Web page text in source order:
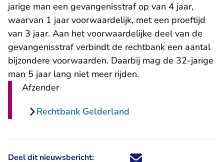
jarige man een gevangenisstraf op van 4 jaar,
waarvan 1 jaar voorwaardelijk, met een proeftijd
van 3 jaar. Aan het voorwaardelijke deel van de
gevangenisstraf verbindt de rechtbank een aantal
bijzondere voorwaarden. Daarbij mag de 32-jarige
man 5 jaar lang niet meer rijden.
Afzender
Rechtbank Gelderland
Deel dit nieuwsbericht: Deel dit nieuwsbericht via X -
Deel dit nieuwsbericht via
Deel dit nieuwsbericht
Deel dit